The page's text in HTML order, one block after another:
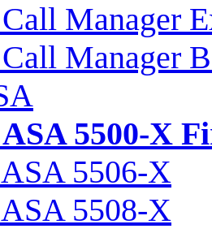
Manager
Manager
5500-X
5506-X
5508-X